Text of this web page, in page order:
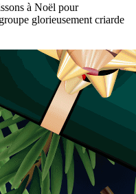
à Noël pour
glorieusement criarde